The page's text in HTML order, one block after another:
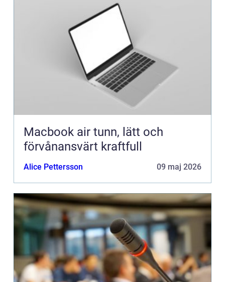
Macbook air tunn, lätt och
förvånansvärt kraftfull
Alice Pettersson 09 maj 2026